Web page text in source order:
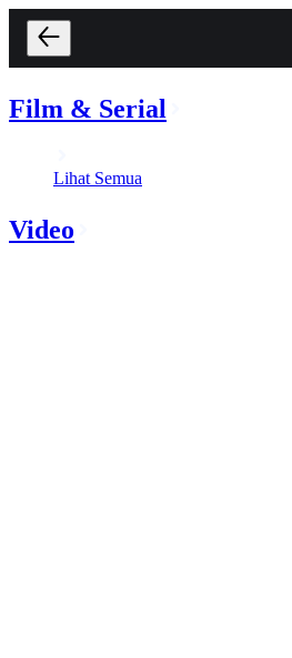
Film & Serial
Lihat Semua
Video